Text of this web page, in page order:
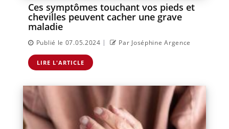
Ces symptômes touchant vos pieds et
chevilles peuvent cacher une grave
maladie
Publié le 07.05.2024 | Par Joséphine Argence
LIRE L'ARTICLE